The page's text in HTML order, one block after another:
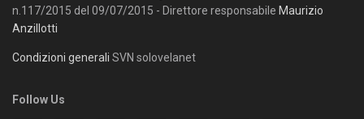
n.117/2015 del 09/07/2015 - Direttore responsabile Maurizio
Anzillotti
Condizioni generali SVN solovelanet
Follow Us